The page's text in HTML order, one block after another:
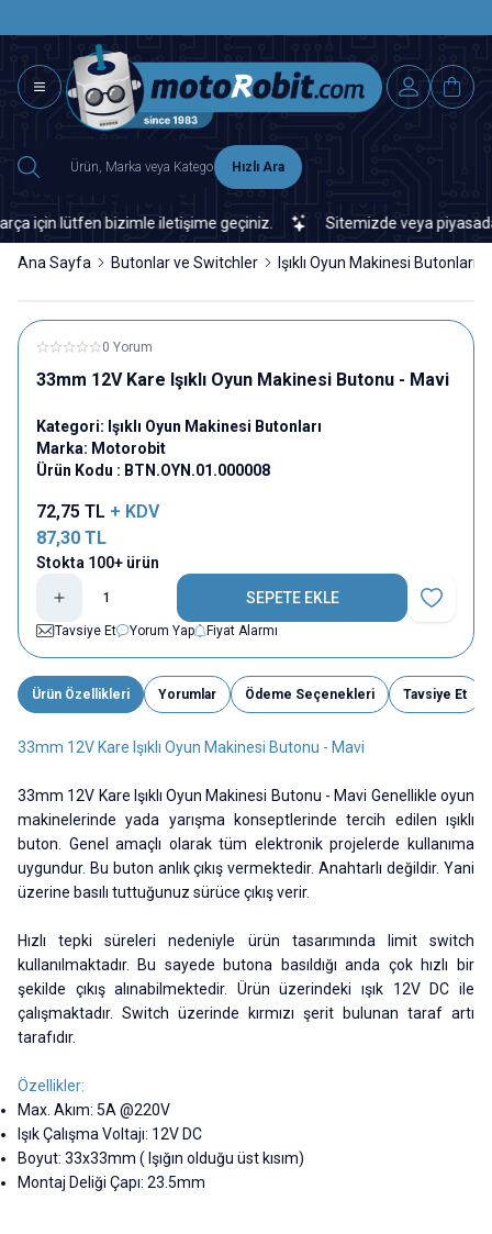
Hızlı Ara
için lütfen bizimle iletişime geçiniz. Sitemizde veya piyasada
Ana Sayfa Butonlar ve Switchler Işıklı Oyun Makinesi Butonları
0 Yorum
33mm 12V Kare Işıklı Oyun Makinesi Butonu - Mavi
Kategori: Işıklı Oyun Makinesi Butonları
Marka: Motorobit
Ürün Kodu : BTN.OYN.01.000008
72,75 TL + KDV
87,30 TL
Stokta 100+ ürün
SEPETE EKLE
Favoriye
Tavsiye Et
Yorum Yap Fiyat Alarmı
Ürün Özellikleri Yorumlar Ödeme Seçenekleri Tavsiye Et
33mm 12V Kare Işıklı Oyun Makinesi Butonu - Mavi
33mm 12V Kare Işıklı Oyun Makinesi Butonu - Mavi Genellikle oyun
makinelerinde yada yarışma konseptlerinde tercih edilen ışıklı
buton. Genel amaçlı olarak tüm elektronik projelerde kullanıma
uygundur. Bu buton anlık çıkış vermektedir. Anahtarlı değildir. Yani
üzerine basılı tuttuğunuz sürüce çıkış verir.
Hızlı tepki süreleri nedeniyle ürün tasarımında limit switch
kullanılmaktadır. Bu sayede butona basıldığı anda çok hızlı bir
şekilde çıkış alınabilmektedir. Ürün üzerindeki ışık 12V DC ile
çalışmaktadır. Switch üzerinde kırmızı şerit bulunan taraf artı
tarafıdır.
Özellikler:
Max. Akım: 5A @220V
Işık Çalışma Voltajı: 12V DC
Boyut: 33x33mm ( Işığın olduğu üst kısım)
Montaj Deliği Çapı: 23.5mm